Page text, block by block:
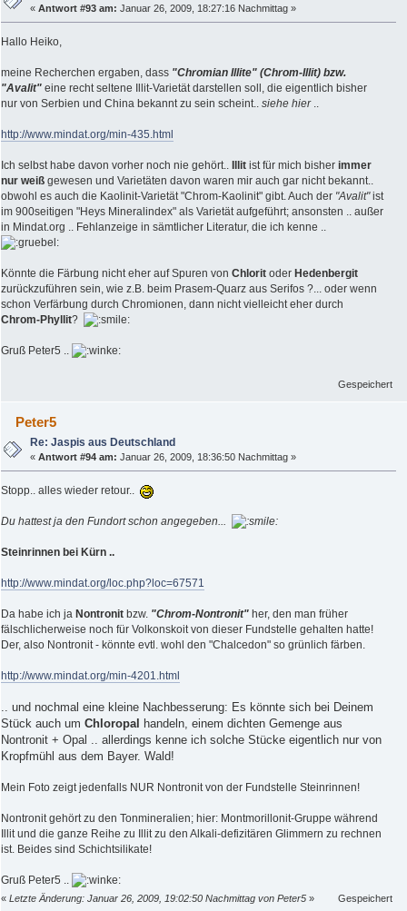
«Antwort #93 am: Januar 26, 2009, 18:27:16 Nachmittag »
Hallo Heiko,
meine Recherchen ergaben, dass "Chromian Illite" (Chrom-Illit) bzw.
"Avalit" eine recht seltene Illit-Varietät darstellen soll, die eigentlich bisher
nur von Serbien und China bekannt zu sein scheint.. siehe hier..
http://www.mindat.org/min-435.html
Ich selbst habe davon vorher noch nie gehört.. Illit ist für mich bisher immer
nur weiß gewesen und Varietäten davon waren mir auch gar nicht bekannt..
obwohl es auch die Kaolinit-Varietät "Chrom-Kaolinit" gibt. Auch der "Avalit"ist
im 900seitigen "Heys Mineralindex" als Varietät aufgeführt; ansonsten .. außer
in Mindat.org .. Fehlanzeige in sämtlicher Literatur, die ich kenne ..
Könnte die Färbung nicht eher auf Spuren von Chlorit oder Hedenbergit
zurückzuführen sein, wie z.B. beim Prasem-Quarz aus Serifos ?... oder wenn
schon Verfärbung durch Chromionen, dann nicht vielleicht eher durch
Chrom-Phyllit?
Gruß Peter5 ..
Gespeichert
Peter5
Re: Jaspis aus Deutschland
«Antwort #94 am: Januar 26, 2009, 18:36:50 Nachmittag »
Stopp.. alles wieder retour..
Du hattest ja den Fundort schon angegeben...
Steinrinnen bei Kürn ..
http://www.mindat.org/loc.php?loc=67571
Da habe ich ja Nontronit bzw. "Chrom-Nontronit" her, den man früher
fälschlicherweise noch für Volkonskoit von dieser Fundstelle gehalten hatte!
Der, also Nontronit - könnte evtl. wohl den "Chalcedon" so grünlich färben.
http://www.mindat.org/min-4201.html
.. und nochmal eine kleine Nachbesserung: Es könnte sich bei Deinem
Stück auch um Chloropal
handeln, einem dichten Gemenge aus
Nontronit + Opal .. allerdings kenne ich solche Stücke eigentlich nur von
Kropfmühl aus dem Bayer. Wald!
Mein Foto zeigt jedenfalls NUR Nontronit von der Fundstelle Steinrinnen!
Nontronit gehört zu den Tonmineralien; hier: Montmorillonit-Gruppe während
Illit und die ganze Reihe zu Illit zu den Alkali-defizitären Glimmern zu rechnen
ist. Beides sind Schichtsilikate!
Gruß Peter5 ..
« Letzte Änderung: Januar 26, 2009, 19:02:50 Nachmittag von Peter5 » Gespeichert